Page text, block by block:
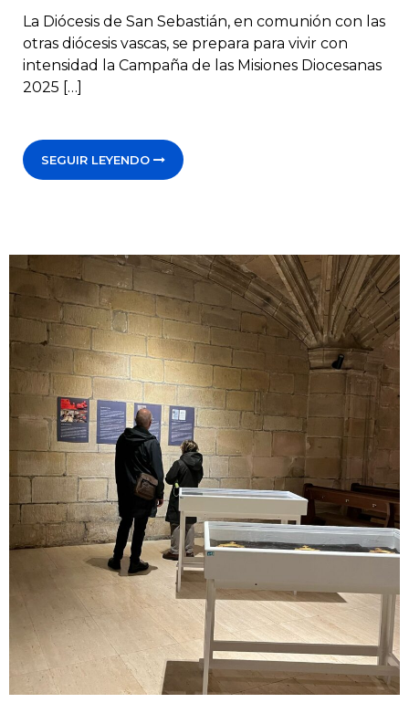
La Diócesis de San Sebastián, en comunión con las
otras diócesis vascas, se prepara para vivir con
intensidad la Campaña de las Misiones Diocesanas
2025 […]
SEGUIR LEYENDO